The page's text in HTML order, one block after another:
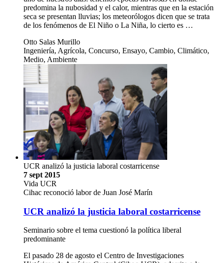
predomina la nubosidad y el calor, mientras que en la estación
seca se presentan lluvias; los meteorólogos dicen que se trata
de los fenómenos de El Niño o La Niña, lo cierto es …
Otto Salas Murillo
Ingeniería, Agrícola, Concurso, Ensayo, Cambio, Climático,
Medio, Ambiente
UCR analizó la justicia laboral costarricense
7 sept 2015
Vida UCR
Cihac reconoció labor de Juan José Marín
UCR analizó la justicia laboral costarricense
Seminario sobre el tema cuestionó la política liberal
predominante
El pasado 28 de agosto el Centro de Investigaciones